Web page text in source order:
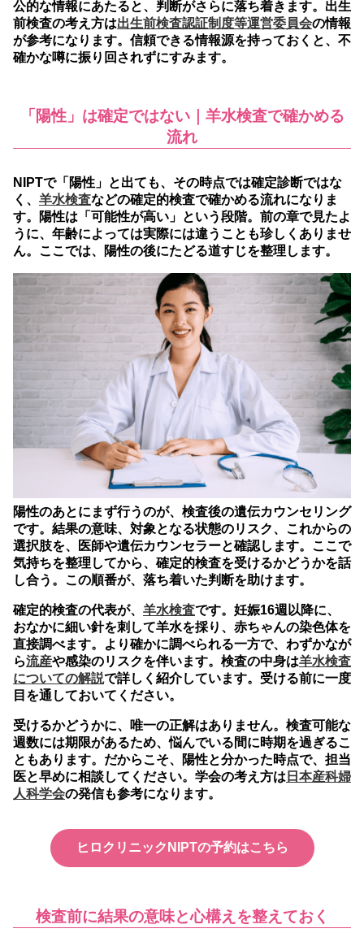
公的な情報にあたると、判断がさらに落ち着きます。出生
前検査の考え方は出生前検査認証制度等運営委員会の情報
が参考になります。信頼できる情報源を持っておくと、不
確かな噂に振り回されずにすみます。
「陽性」は確定ではない｜羊水検査で確かめる
流れ
NIPTで「陽性」と出ても、その時点では確定診断ではな
く、 羊水検査などの確定的検査で確かめる流れになりま
す。
陽性は「可能性が高い」という段階。前の章で見たよ
うに、年齢によっては実際には違うことも珍しくありませ
ん。ここでは、陽性の後にたどる道すじを整理します。
陽性のあとにまず行うのが、検査後の遺伝カウンセリング
です。結果の意味、対象となる状態のリスク、これからの
選択肢を、医師や遺伝カウンセラーと確認します。ここで
気持ちを整理してから、確定的検査を受けるかどうかを話
し合う。この順番が、落ち着いた判断を助けます。
確定的検査の代表が、 羊水検査です。妊娠16週以降に、
おなかに細い針を刺して羊水を採り、赤ちゃんの染色体を
直接調べます。より確かに調べられる一方で、わずかなが
ら流産や感染のリスクを伴います。検査の中身は羊水検査
についての解説で詳しく紹介しています。受ける前に一度
目を通しておいてください。
受けるかどうかに、唯一の正解はありません。検査可能な
週数には期限があるため、悩んでいる間に時期を過ぎるこ
ともあります。だからこそ、陽性と分かった時点で、担当
医と早めに相談してください。学会の考え方は 日本産科婦
人科学会の発信も参考になります。
ヒロクリニックNIPTの予約はこちら
検査前に結果の意味と心構えを整えておく